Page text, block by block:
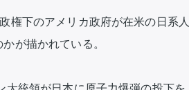
権下のアメリカ政府が在米の日系人
が描かれている。